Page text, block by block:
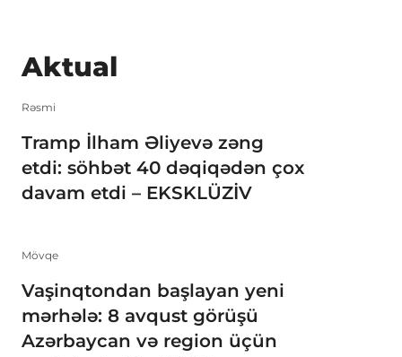
Aktual
Rəsmi
Tramp İlham Əliyevə zəng
etdi: söhbət 40 dəqiqədən çox
davam etdi – EKSKLÜZİV
Mövqe
Vaşinqtondan başlayan yeni
mərhələ: 8 avqust görüşü
Azərbaycan və region üçün